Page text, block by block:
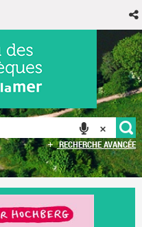
RECHERCHE AVANCÉE